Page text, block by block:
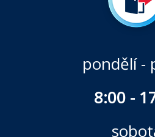
pondělí -
8:00 -